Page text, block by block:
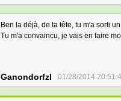
Ben la déjà, de ta tête, tu m'a sorti
Tu m'a convaincu, je vais en faire
Ganondorfzl 01/28/2014